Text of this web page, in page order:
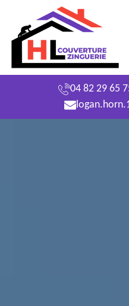
04 82 29 65